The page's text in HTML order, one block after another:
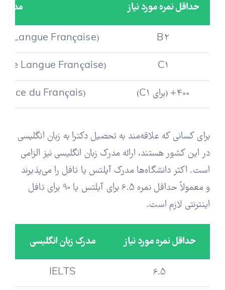
حداقل نمره مورد نیاز مدرک
B2
Langue Française)
C1
de Langue Française)
400+ (برای C1) du Français)
برای کسانی که علاقه‌مند به تحصیل دکترا به زبان انگلیسی
در این کشور هستند، ارائه مدرک زبان انگلیسی نیز الزامی
است. اکثر دانشگاه‌ها مدرک آیلتس یا تافل را می‌پذیرند
و معمولاً حداقل نمره 6.5 برای آیلتس یا 90 برای تافل
اینترنتی لازم است.
حداقل نمره مورد نیاز مدرک زبان انگلیسی
6.5
IELTS